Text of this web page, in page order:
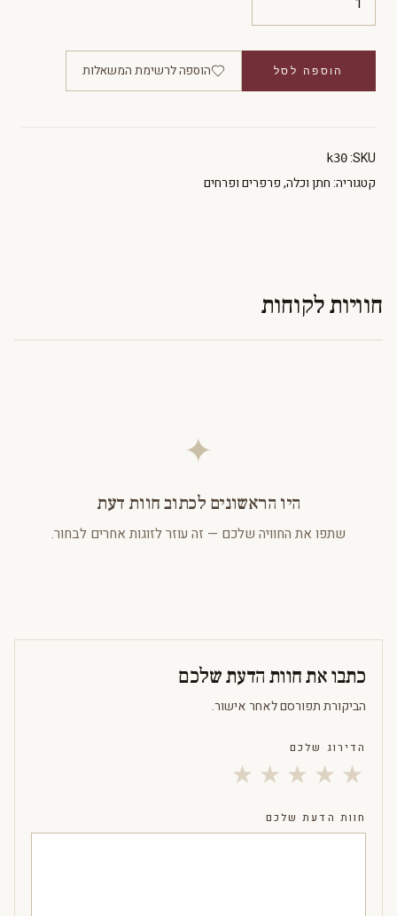
הוספה לסל הוספה לרשימת המשאלות
SKU:
k30
קטגוריה:חתן וכלה,פרפרים ופרחים
חוויות לקוחות
✦
היו הראשונים לכתוב חוות דעת
שתפו את החוויה שלכם — זה עוזר לזוגות אחרים לבחור.
כתבו את חוות הדעת שלכם
הביקורת תפורסם לאחר אישור.
הדירוג שלכם
★ ★ ★ ★ ★
חוות הדעת שלכם